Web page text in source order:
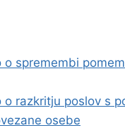
o spremembi
o razkritju poslov s
osebe